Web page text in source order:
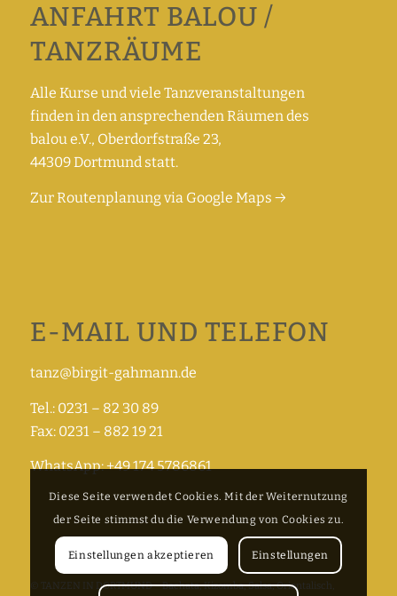
ANFAHRT BALOU /
TANZRÄUME
Alle Kurse und viele Tanzveranstaltungen
finden in den ansprechenden Räumen des
balou e.V., Oberdorfstraße 23,
44309 Dortmund statt.
Zur Routenplanung via Google Maps →
E-MAIL UND TELEFON
tanz@birgit-gahmann.de
Tel.: 0231 – 82 30 89
Fax: 0231 – 882 19 21
WhatsApp: +49 174 5786861
© TANZEN IN DORTMUND – Bachata, Kizomba, Salsa, Orientalisch,
Diese Seite verwendet Cookies. Mit der Weiternutzung
der Seite stimmst du die Verwendung von Cookies zu.
Einstellungen akzeptieren Einstellungen